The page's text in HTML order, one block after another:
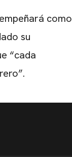
como
su
“cada